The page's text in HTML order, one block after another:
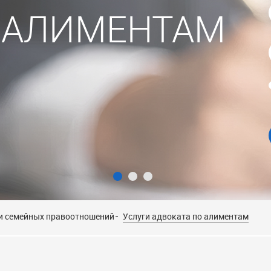
семейных правоотношений Услуги адвоката по алиментам